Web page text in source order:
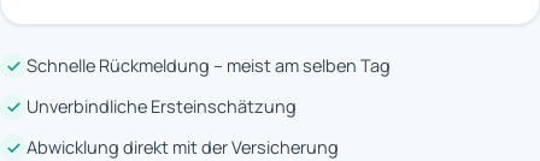
Schnelle Rückmeldung – meist am selben Tag
Unverbindliche Ersteinschätzung
Abwicklung direkt mit der Versicherung